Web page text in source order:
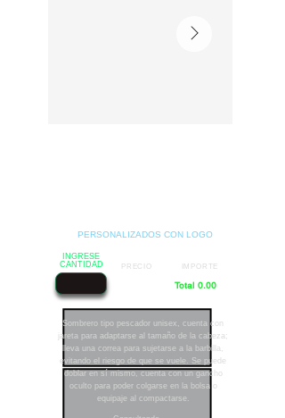
PERSONALIZADOS CON LOGO
INGRESE
CANTIDAD
Total 0.00
IMPORTE
PRECIO
Sombrero tipo pescador unisex, cuenta con
jareta para adaptarse al tamaño de la cabeza;
lleva una correa para sujetarse a la barbilla,
evitando el riesgo de que se vuele. Se puede
doblar en sí mismo, cuenta con un gancho
oculto para poder colgarse en la bolsa o
equipaje al compactarse.